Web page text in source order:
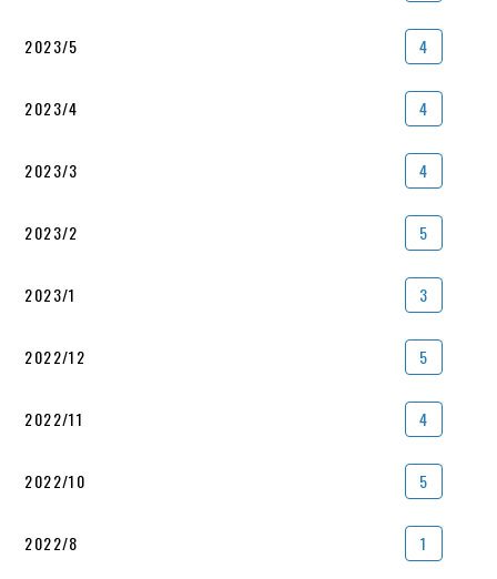
2023/5 4
2023/4 4
2023/3 4
2023/2 5
2023/1 3
2022/12 5
2022/11 4
2022/10 5
2022/8 1